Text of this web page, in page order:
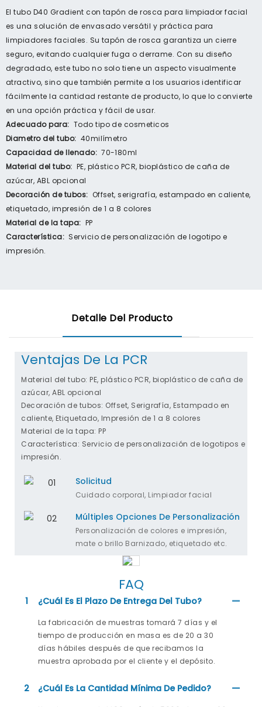
El tubo D40 Gradient con tapón de rosca para limpiador facial
es una solución de envasado versátil y práctica para
limpiadores faciales. Su tapón de rosca garantiza un cierre
seguro, evitando cualquier fuga o derrame. Con su diseño
degradado, este tubo no solo tiene un aspecto visualmente
atractivo, sino que también permite a los usuarios identificar
fácilmente la cantidad restante de producto, lo que lo convierte
en una opción práctica y fácil de usar.
Adecuado para: Todo tipo de cosmeticos
Diametro del tubo: 40milímetro
Capacidad de llenado: 70-180ml
Material del tubo: PE, plástico PCR, bioplástico de caña de
azúcar, ABL opcional
Decoración de tubos: Offset, serigrafía, estampado en caliente,
etiquetado, impresión de 1 a 8 colores
Material de la tapa: PP
Característica: Servicio de personalización de logotipo e
impresión.
Detalle Del Producto
Ventajas De La PCR
Material del tubo: PE, plástico PCR, bioplástico de caña de
azúcar, ABL opcional
Decoración de tubos: Offset, Serigrafía, Estampado en
caliente, Etiquetado, Impresión de 1 a 8 colores
Material de la tapa: PP
Característica: Servicio de personalización de logotipos e
impresión.
Solicitud
Cuidado corporal, Limpiador facial
Múltiples Opciones De Personalización
Personalización de colores e impresión,
mate o brillo Barnizado, etiquetado etc.
FAQ
1 ¿Cuál Es El Plazo De Entrega Del Tubo?
La fabricación de muestras tomará 7 días y el
tiempo de producción en masa es de 20 a 30
días hábiles después de que recibamos la
muestra aprobada por el cliente y el depósito.
2 ¿Cuál Es La Cantidad Mínima De Pedido?